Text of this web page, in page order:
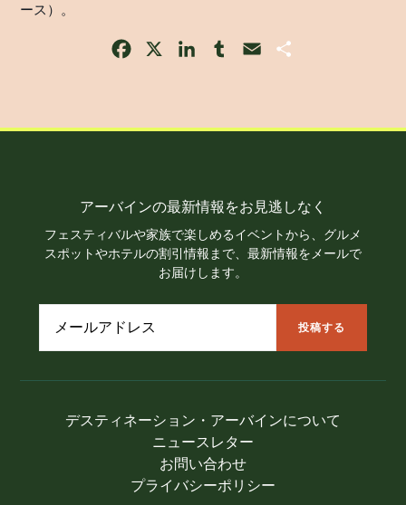
ース）。
Facebook LinkedInTumblrEmail
デスティネーション・アーバインについて
ニュースレター
お問い合わせ
プライバシーポリシー
アーバインの最新情報をお見逃しなく
フェスティバルや家族で楽しめるイベントから、グルメ
スポットやホテルの割引情報まで、最新情報をメールで
お届けします。